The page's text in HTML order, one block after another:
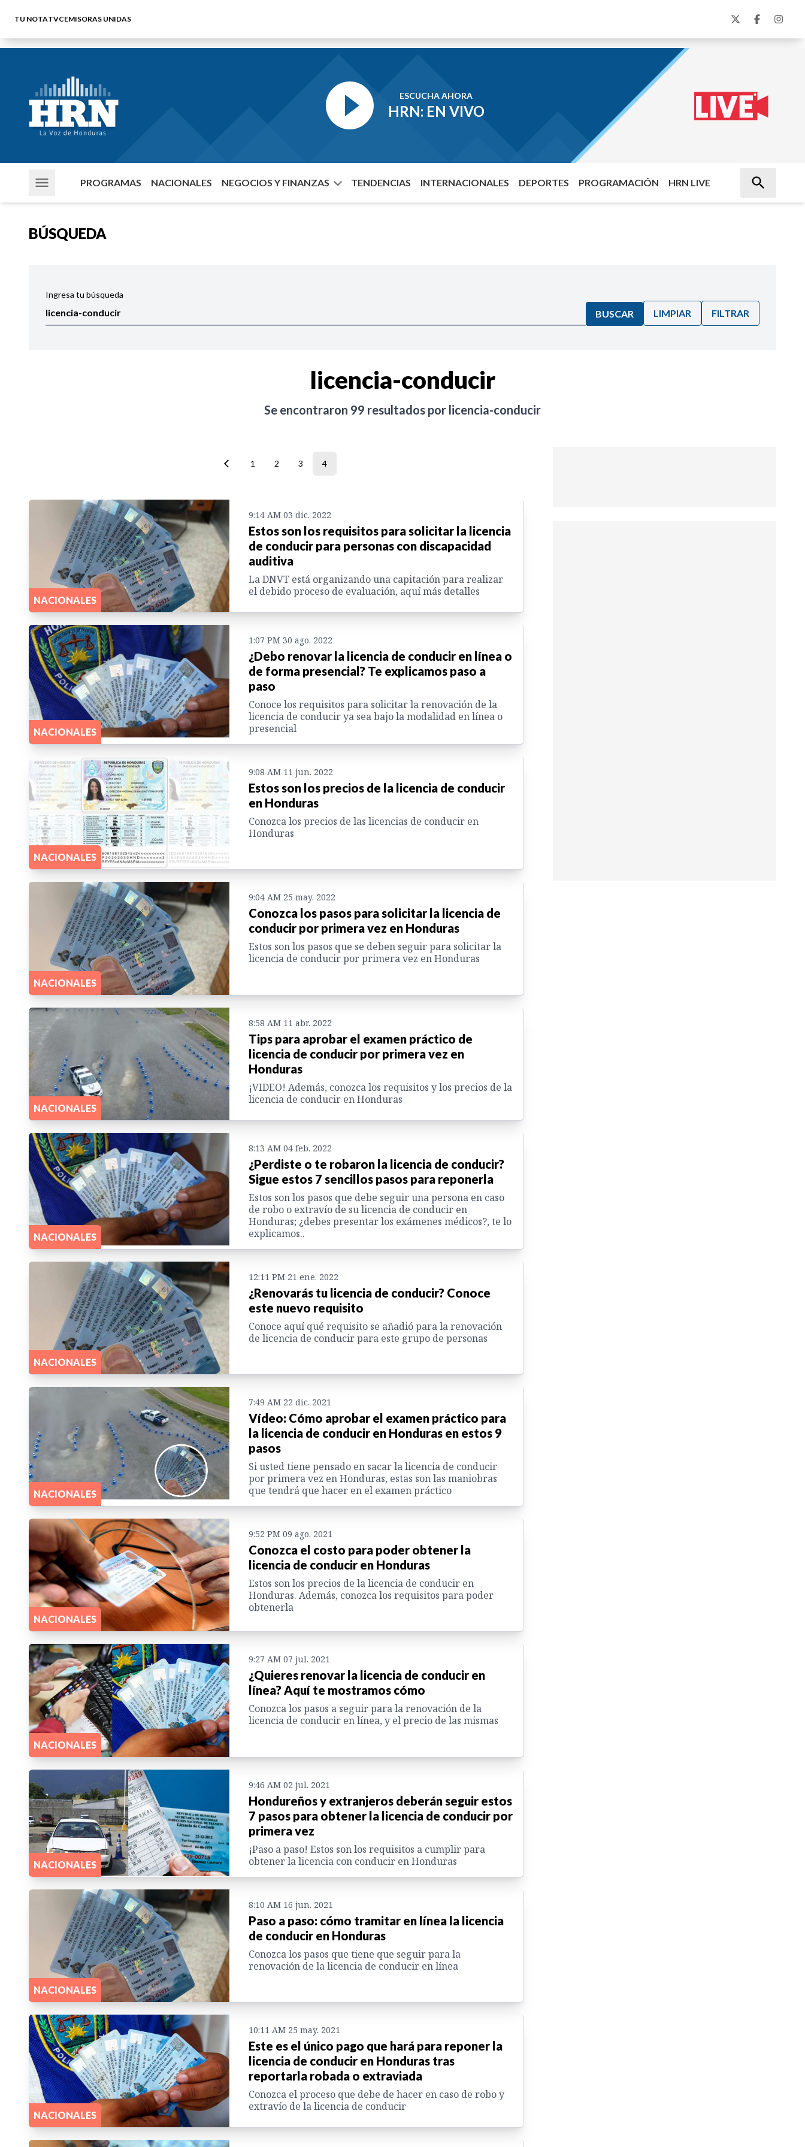
TU NOTATVCEMISORAS UNIDAS
ESCUCHA AHORA
HRN: EN VIVO
PROGRAMAS NACIONALES NEGOCIOS Y FINANZAS TENDENCIAS INTERNACIONALES DEPORTES PROGRAMACIÓN HRN LIVE
BÚSQUEDA
Ingresa tu búsqueda
BUSCAR LIMPIAR FILTRAR
licencia-conducir
Se encontraron 99 resultados por licencia-conducir
1 2 3 4
NACIONALES
9:14 AM 03 dic. 2022
Estos son los requisitos para solicitar la licencia
de conducir para personas con discapacidad
auditiva
La DNVT está organizando una capitación para realizar
el debido proceso de evaluación, aquí más detalles
NACIONALES
1:07 PM 30 ago. 2022
¿Debo renovar la licencia de conducir en línea o
de forma presencial? Te explicamos paso a
paso
Conoce los requisitos para solicitar la renovación de la
licencia de conducir ya sea bajo la modalidad en línea o
presencial
NACIONALES
9:08 AM 11 jun. 2022
Estos son los precios de la licencia de conducir
en Honduras
Conozca los precios de las licencias de conducir en
Honduras
NACIONALES
9:04 AM 25 may. 2022
Conozca los pasos para solicitar la licencia de
conducir por primera vez en Honduras
Estos son los pasos que se deben seguir para solicitar la
licencia de conducir por primera vez en Honduras
NACIONALES
8:58 AM 11 abr. 2022
Tips para aprobar el examen práctico de
licencia de conducir por primera vez en
Honduras
¡VIDEO! Además, conozca los requisitos y los precios de la
licencia de conducir en Honduras
NACIONALES
8:13 AM 04 feb. 2022
¿Perdiste o te robaron la licencia de conducir?
Sigue estos 7 sencillos pasos para reponerla
Estos son los pasos que debe seguir una persona en caso
de robo o extravío de su licencia de conducir en
Honduras; ¿debes presentar los exámenes médicos?, te lo
explicamos..
NACIONALES
12:11 PM 21 ene. 2022
¿Renovarás tu licencia de conducir? Conoce
este nuevo requisito
Conoce aquí qué requisito se añadió para la renovación
de licencia de conducir para este grupo de personas
NACIONALES
7:49 AM 22 dic. 2021
Vídeo: Cómo aprobar el examen práctico para
la licencia de conducir en Honduras en estos 9
pasos
Si usted tiene pensado en sacar la licencia de conducir
por primera vez en Honduras, estas son las maniobras
que tendrá que hacer en el examen práctico
NACIONALES
9:52 PM 09 ago. 2021
Conozca el costo para poder obtener la
licencia de conducir en Honduras
Estos son los precios de la licencia de conducir en
Honduras. Además, conozca los requisitos para poder
obtenerla
NACIONALES
9:27 AM 07 jul. 2021
¿Quieres renovar la licencia de conducir en
línea? Aquí te mostramos cómo
Conozca los pasos a seguir para la renovación de la
licencia de conducir en línea, y el precio de las mismas
NACIONALES
9:46 AM 02 jul. 2021
Hondureños y extranjeros deberán seguir estos
7 pasos para obtener la licencia de conducir por
primera vez
¡Paso a paso! Estos son los requisitos a cumplir para
obtener la licencia con conducir en Honduras
NACIONALES
8:10 AM 16 jun. 2021
Paso a paso: cómo tramitar en línea la licencia
de conducir en Honduras
Conozca los pasos que tiene que seguir para la
renovación de la licencia de conducir en línea
NACIONALES
10:11 AM 25 may. 2021
Este es el único pago que hará para reponer la
licencia de conducir en Honduras tras
reportarla robada o extraviada
Conozca el proceso que debe de hacer en caso de robo y
extravío de la licencia de conducir